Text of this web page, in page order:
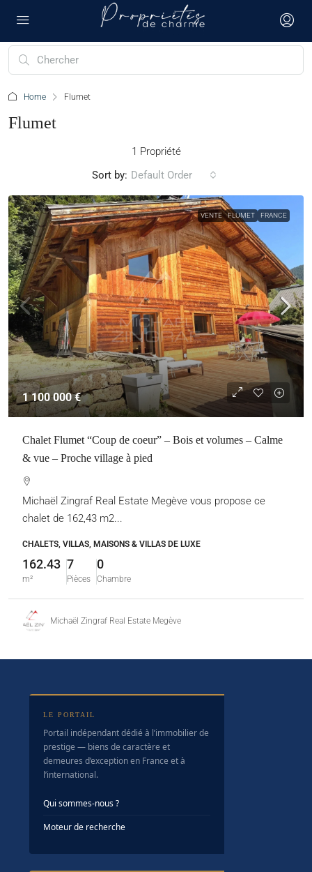
Home Flumet
Flumet
1 Propriété
Sort by: Default Order
VENTE FLUMET FRANCE
1 100 000 €
Chalet Flumet “Coup de coeur” – Bois et volumes – Calme
& vue – Proche village à pied
Michaël Zingraf Real Estate Megève vous propose ce
chalet de 162,43 m2...
CHALETS, VILLAS, MAISONS & VILLAS DE LUXE
162.43
m²
7
Pièces
0
Chambre
Michaël Zingraf Real Estate Megève
LE PORTAIL
Portail indépendant dédié à l’immobilier de
prestige — biens de caractère et
demeures d’exception en France et à
l’international.
Qui sommes-nous ?
Moteur de recherche